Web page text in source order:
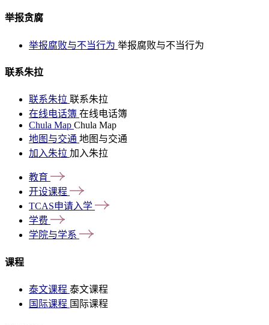
举报贪腐
举报腐败与不当行为 举报腐败与不当行为
联系朱拉
联系朱拉 联系朱拉
在线电话簿 在线电话簿
Chula Map Chula Map
地图与交通 地图与交通
加入朱拉 加入朱拉
教育
开设课程
TCAS申请入学
学费
学院与学系
课程
泰文课程 泰文课程
国际课程 国际课程